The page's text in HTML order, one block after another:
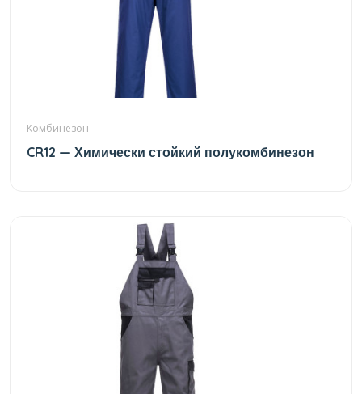
Комбинезон
CR12 — Химически стойкий полукомбинезон